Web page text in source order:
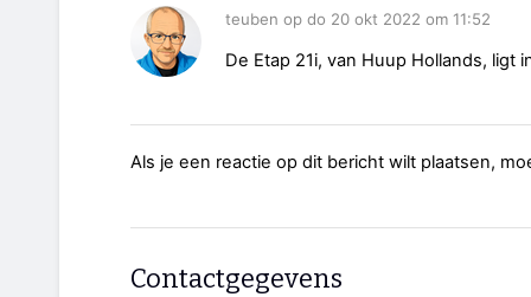
teuben op do 20 okt 2022 om 11:52
De Etap 21i, van Huup Hollands, ligt
Als je een reactie op dit bericht wilt plaatsen,
Contactgegevens